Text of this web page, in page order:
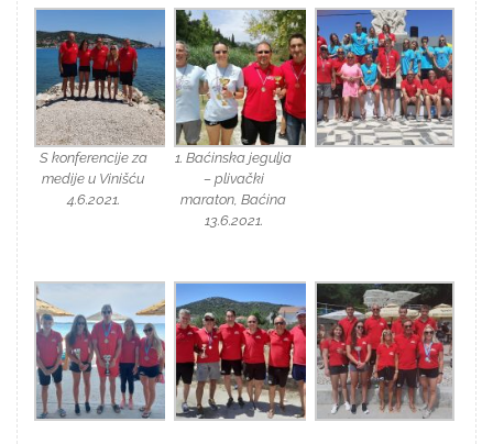
S konferencije za
medije u Vinišću
4.6.2021.
1. Baćinska jegulja
– plivački
maraton, Baćina
13.6.2021.